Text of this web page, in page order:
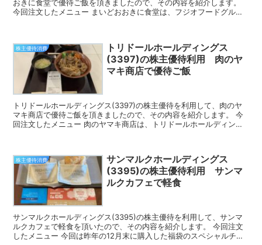
おきに食堂で優待ご飯を頂きましたので、その内容を紹介します。
今回注文したメニュー まいどおおきに食堂は、フジオフードグルー
株主優待消費
トリドールホールディングス
(3397)の株主優待利用 肉のヤ
マキ商店で優待ご飯
トリドールホールディングス(3397)の株主優待を利用して、肉のヤ
マキ商店で優待ご飯を頂きましたので、その内容を紹介します。 今
回注文したメニュー 肉のヤマキ商店は、トリドールホールディング
株主優待消費
サンマルクホールディングス
(3395)の株主優待利用 サンマ
ルクカフェで軽食
サンマルクホールディングス(3395)の株主優待を利用して、サンマ
ルクカフェで軽食を頂いたので、その内容を紹介します。 今回注文
したメニュー 今回は昨年の12月末に購入した福袋のスペシャルチケ